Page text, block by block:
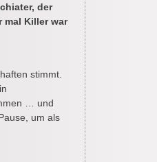
der
mal Killer war
stimmt.
… und
um als